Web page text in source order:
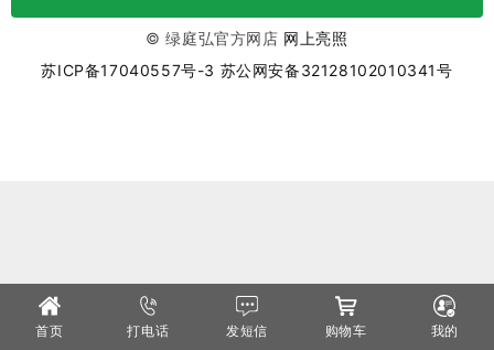
首页 打电话 发短信 购物车 我的
© 绿庭弘官方网店 网上亮照
苏ICP备17040557号-3 苏公网安备32128102010341号